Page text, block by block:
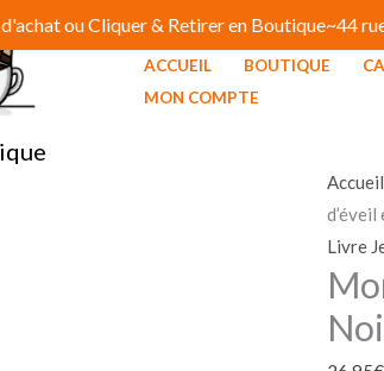
ACCUEIL BOUTIQUE
MON COMPTE
Accueil
Livre
très
Grand
Livre
d'éveil
en
Noir
ou Cliquer & Retirer en Boutique~44